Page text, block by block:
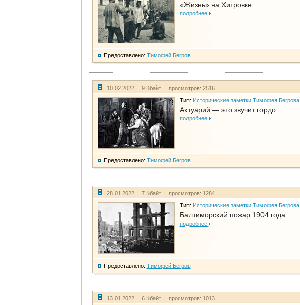
«Жизнь» на Хитровке
подробнее
Предоставлено: Тимофей Бегров
10.02.2022 | 9 Кбайт | просмотров: 2516
Тип: Исторические заметки Тимофея Бегрова
Актуарий — это звучит гордо
подробнее
Предоставлено: Тимофей Бегров
28.01.2022 | 7 Кбайт | просмотров: 1284
Тип: Исторические заметки Тимофея Бегрова
Балтиморский пожар 1904 года
подробнее
Предоставлено: Тимофей Бегров
13.01.2022 | 6 Кбайт | просмотров: 1013